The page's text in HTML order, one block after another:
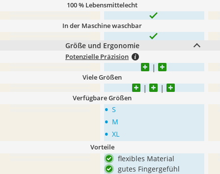
100 % Lebensmittelecht
In der Maschine waschbar
Größe und Ergonomie
Potenzielle Präzision
Viele Größen
Verfügbare Größen
• S
• M
• XL
Vorteile
flexibles Material
gutes Fingergefühl